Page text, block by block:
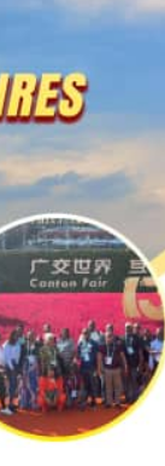
1er
76e
La